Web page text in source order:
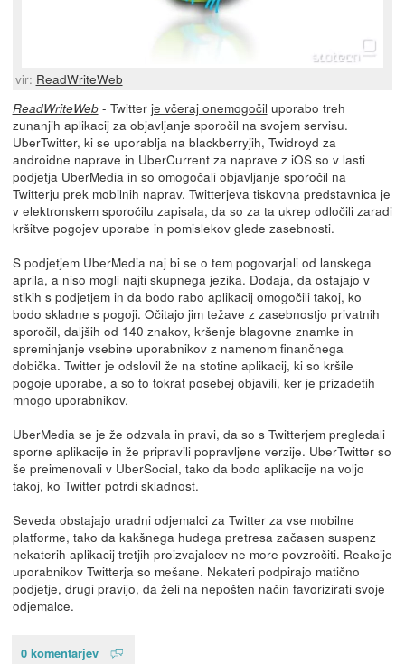
vir: ReadWriteWeb
ReadWriteWeb- Twitter je včeraj onemogočil uporabo treh
zunanjih aplikacij za objavljanje sporočil na svojem servisu.
UberTwitter, ki se uporablja na blackberryjih, Twidroyd za
androidne naprave in UberCurrent za naprave z iOS so v lasti
podjetja UberMedia in so omogočali objavljanje sporočil na
Twitterju prek mobilnih naprav. Twitterjeva tiskovna predstavnica je
v elektronskem sporočilu zapisala, da so za ta ukrep odločili zaradi
kršitve pogojev uporabe in pomislekov glede zasebnosti.
S podjetjem UberMedia naj bi se o tem pogovarjali od lanskega
aprila, a niso mogli najti skupnega jezika. Dodaja, da ostajajo v
stikih s podjetjem in da bodo rabo aplikacij omogočili takoj, ko
bodo skladne s pogoji. Očitajo jim težave z zasebnostjo privatnih
sporočil, daljših od 140 znakov, kršenje blagovne znamke in
spreminjanje vsebine uporabnikov z namenom finančnega
dobička. Twitter je odslovil že na stotine aplikacij, ki so kršile
pogoje uporabe, a so to tokrat posebej objavili, ker je prizadetih
mnogo uporabnikov.
UberMedia se je že odzvala in pravi, da so s Twitterjem pregledali
sporne aplikacije in že pripravili popravljene verzije. UberTwitter so
še preimenovali v UberSocial, tako da bodo aplikacije na voljo
takoj, ko Twitter potrdi skladnost.
Seveda obstajajo uradni odjemalci za Twitter za vse mobilne
platforme, tako da kakšnega hudega pretresa začasen suspenz
nekaterih aplikacij tretjih proizvajalcev ne more povzročiti. Reakcije
uporabnikov Twitterja so mešane. Nekateri podpirajo matično
podjetje, drugi pravijo, da želi na nepošten način favorizirati svoje
odjemalce.
0 komentarjev